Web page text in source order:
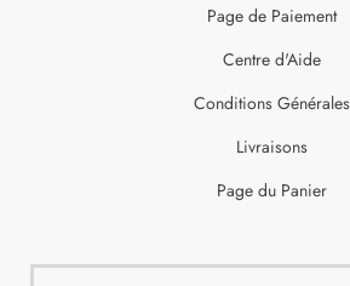
Page de Paiement
Centre d'Aide
Conditions Générales
Livraisons
Page du Panier